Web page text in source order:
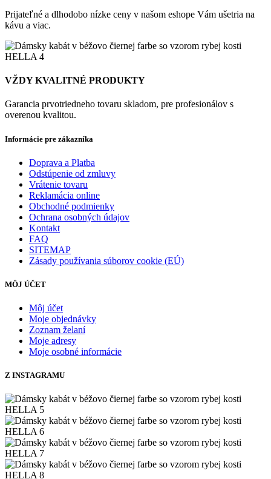
Prijateľné a dlhodobo nízke ceny v našom eshope Vám ušetria na
kávu a viac.
VŽDY KVALITNÉ PRODUKTY
Garancia prvotriedneho tovaru skladom, pre profesionálov s
overenou kvalitou.
Informácie pre zákazníka
Doprava a Platba
Odstúpenie od zmluvy
Vrátenie tovaru
Reklamácia online
Obchodné podmienky
Ochrana osobných údajov
Kontakt
FAQ
SITEMAP
Zásady používania súborov cookie (EÚ)
MÔJ ÚČET
Môj účet
Moje objednávky
Zoznam želaní
Moje adresy
Moje osobné informácie
Z INSTAGRAMU